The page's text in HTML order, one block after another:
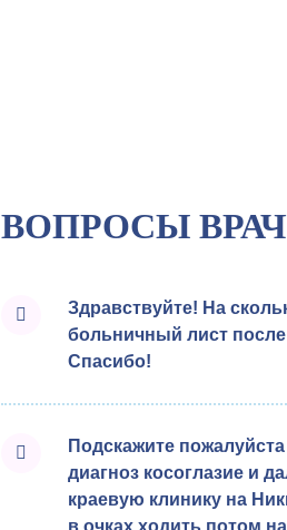
ВОПРОСЫ
Здравствуйте! На
больничный лист
Спасибо!
Подскажите
диагноз косоглазие и
краевую клинику на
в очках ходить потом